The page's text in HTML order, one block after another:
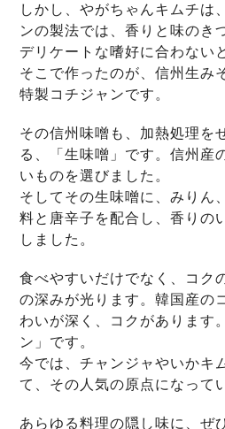
しかし、やがちゃんキムチは
ンの製法では、香りと味のき
デリケートな嗜好に合わない
そこで作ったのが、信州生み
特製コチジャンです。
その信州味噌も、加熱処理を
る、「生味噌」です。信州産
いものを選びました。
そしてその生味噌に、みりん
料と唐辛子を配合し、香りの
しました。
食べやすいだけでなく、コク
の深みが光ります。韓国産の
わいが深く、コクがあります
ン」です。
今では、チャンジャやいかキ
て、その人気の原点になって
あらゆる料理の隠し味に、ぜ